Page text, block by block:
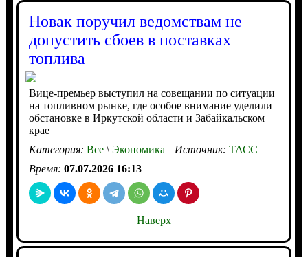
Новак поручил ведомствам не
допустить сбоев в поставках
топлива
Вице-премьер выступил на совещании по ситуации
на топливном рынке, где особое внимание уделили
обстановке в Иркутской области и Забайкальском
крае
Категория: Все\Экономика Источник: ТАСС
Время: 07.07.2026 16:13
Наверх